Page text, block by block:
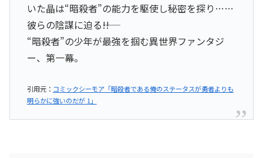
いた晶は“暗殺者”の能力を駆使し秘密を探り……
彼らの陰謀に迫る――!!
“暗殺者”の少年が最強を掴む異世界ファンタジ
ー、第一幕。
引用元： コミックシーモア「暗殺者である俺のステータスが勇者よりも
明らかに強いのだが 1」